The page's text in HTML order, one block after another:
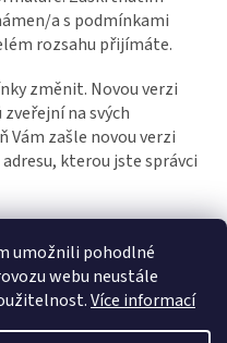
umožnili pohodlné
webu neustále
Více informací
a s podmínkami
rozsahu přijímáte.
změnit. Novou verzi
na svých
zašle novou verzi
kterou jste správci
25.2.2022.